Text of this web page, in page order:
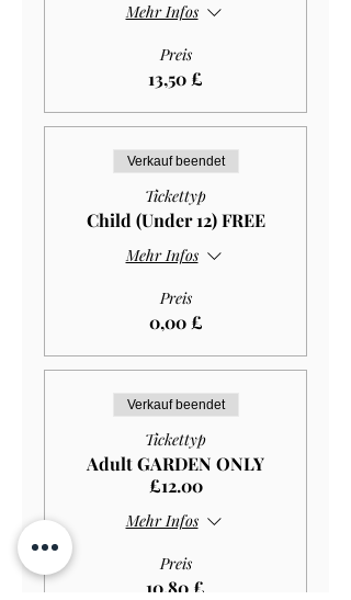
Mehr Infos
Preis
13,50 £
Verkauf beendet
Tickettyp
Child (Under 12) FREE
Mehr Infos
Preis
0,00 £
Verkauf beendet
Tickettyp
Adult GARDEN ONLY
£12.00
Mehr Infos
Preis
10,80 £